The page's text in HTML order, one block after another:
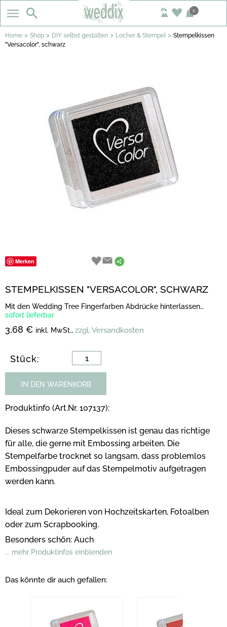
0
Home > Shop > DIY selbst gestalten > Locher & Stempel > Stempelkissen
"Versacolor", schwarz
Merken
STEMPELKISSEN "VERSACOLOR", SCHWARZ
Mit den Wedding Tree Fingerfarben Abdrücke hinterlassen…
sofort lieferbar
3,68 € inkl. MwSt., zzgl. Versandkosten
Stück:
IN DEN WARENKORB
Produktinfo (Art.Nr. 107137):
Dieses schwarze Stempelkissen ist genau das richtige
für alle, die gerne mit Embossing arbeiten. Die
Stempelfarbe trocknet so langsam, dass problemlos
Embossingpuder auf das Stempelmotiv aufgetragen
werden kann.
Ideal zum Dekorieren von Hochzeitskarten, Fotoalben
oder zum Scrapbooking.
Besonders schön: Auch
... mehr Produktinfos einblenden
Das könnte dir auch gefallen: